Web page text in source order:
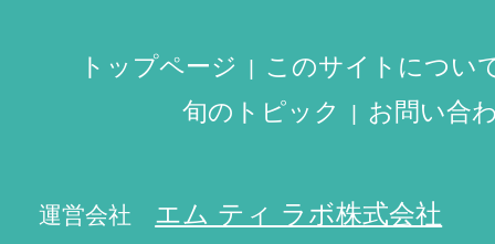
トップページ
このサイトについ
旬のトピック
お問い合
運営会社 エム ティ ラボ株式会社